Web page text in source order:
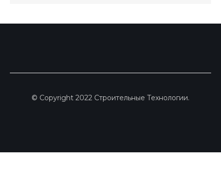
© Copyright 2022 Строительные Технологии.